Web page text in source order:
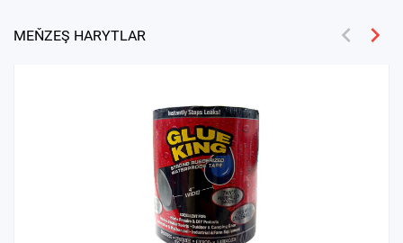
MEŇZEŞ HARYTLAR